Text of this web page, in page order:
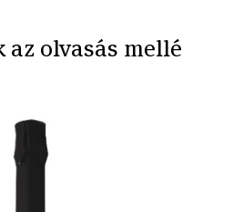
az olvasás mellé